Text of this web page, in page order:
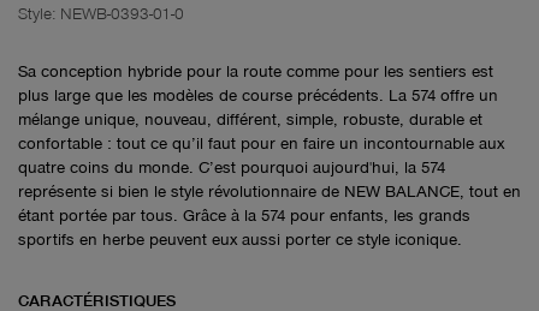
Style: NEWB-0393-01-0
Sa conception hybride pour la route comme pour les sentiers est
plus large que les modèles de course précédents. La 574 offre un
mélange unique, nouveau, différent, simple, robuste, durable et
confortable : tout ce qu’il faut pour en faire un incontournable aux
quatre coins du monde. C’est pourquoi aujourd'hui, la 574
représente si bien le style révolutionnaire de NEW BALANCE, tout en
étant portée par tous. Grâce à la 574 pour enfants, les grands
sportifs en herbe peuvent eux aussi porter ce style iconique.
CARACTÉRISTIQUES